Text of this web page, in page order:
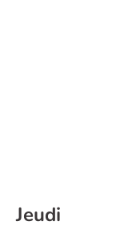
Jeudi